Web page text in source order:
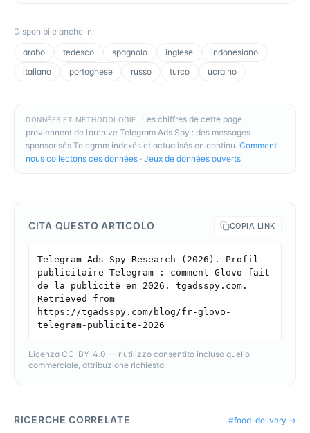
Disponibile anche in:
arabo
tedesco spagnolo inglese
indonesiano
italiano
portoghese russo turco ucraino
DONNÉES ET MÉTHODOLOGIE
Les chiffres de cette page
proviennent de l’archive Telegram Ads Spy : des messages
sponsorisés Telegram indexés et actualisés en continu. Comment
nous collectons ces données · Jeux de données ouverts
CITA QUESTO ARTICOLO COPIA LINK
Telegram Ads Spy Research (2026). Profil
publicitaire Telegram : comment Glovo fait
de la publicité en 2026. tgadsspy.com.
Retrieved from
https://tgadsspy.com/blog/fr-glovo-
telegram-publicite-2026
Licenza CC-BY-4.0 — riutilizzo consentito incluso quello
commerciale, attribuzione richiesta.
RICERCHE CORRELATE #food-delivery →